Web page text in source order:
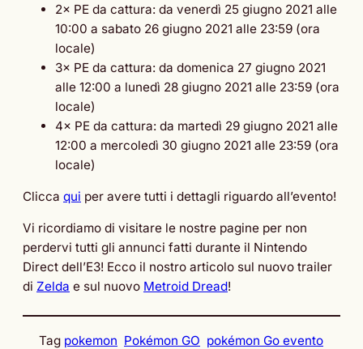
2× PE da cattura: da venerdì 25 giugno 2021 alle
10:00 a sabato 26 giugno 2021 alle 23:59 (ora
locale)
3× PE da cattura: da domenica 27 giugno 2021
alle 12:00 a lunedì 28 giugno 2021 alle 23:59 (ora
locale)
4× PE da cattura: da martedì 29 giugno 2021 alle
12:00 a mercoledì 30 giugno 2021 alle 23:59 (ora
locale)
Clicca qui per avere tutti i dettagli riguardo all’evento!
Vi ricordiamo di visitare le nostre pagine per non
perdervi tutti gli annunci fatti durante il Nintendo
Direct dell’E3! Ecco il nostro articolo sul nuovo trailer
di Zelda e sul nuovo Metroid Dread!
Tag pokemon Pokémon GO pokémon Go evento